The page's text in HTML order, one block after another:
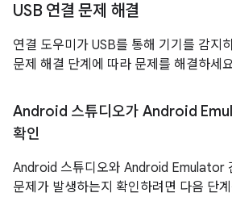
USB 연결 문제 해결
연결 도우미가 USB를 통해 기기를 감지
문제 해결 단계에 따라 문제를 해결하세
Android 스튜디오가 Android
확인
Android 스튜디오와 Android Emulator
문제가 발생하는지 확인하려면 다음 단